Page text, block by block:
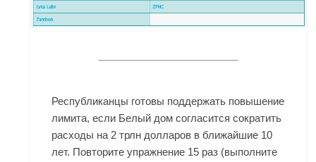
Республиканцы готовы поддержать повышение
лимита, если Белый дом согласится сократить
расходы на 2 трлн долларов в ближайшие 10
лет. Повторите упражнение 15 раз (выполните